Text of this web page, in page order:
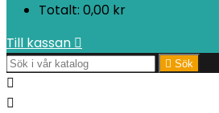
Totalt: 0,00 kr
Till kassan 
 Sök

